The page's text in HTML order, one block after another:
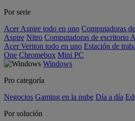
Por serie
Acer Aspire todo en uno Computadoras
Aspire Nitro Computadoras de escritorio
Acer Veriton todo en uno Estación de
One Chromebox Mini PC
Windows
Pro categoría
Negocios Gaming en la nube Día a día
Por solución